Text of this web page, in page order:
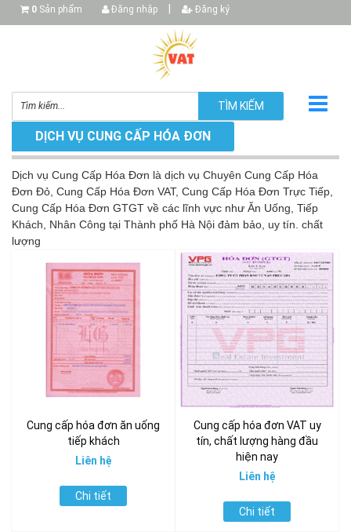
0 Sản phẩm Đăng nhập Đăng ký
TÌM KIẾM
▼
▼
DỊCH VỤ CUNG CẤP HÓA ĐƠN
Dịch vụ Cung Cấp Hóa Đơn là dịch vụ Chuyên Cung Cấp Hóa
Đơn Đỏ, Cung Cấp Hóa Đơn VAT, Cung Cấp Hóa Đơn Trực Tiếp,
Cung Cấp Hóa Đơn GTGT về các lĩnh vực như Ăn Uống, Tiếp
Khách, Nhân Công tại Thành phố Hà Nội đảm bảo, uy tín. chất
lượng
Cung cấp hóa đơn ăn uống
tiếp khách
Liên hệ
Chi tiết
Cung cấp hóa đơn VAT uy
tín, chất lượng hàng đầu
hiện nay
Liên hệ
Chi tiết